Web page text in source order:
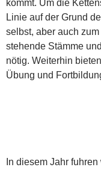
kommt. Um die
Linie auf der Grund
selbst, aber auch
stehende Stämme
nötig. Weiterhin
Übung und
In diesem Jahr